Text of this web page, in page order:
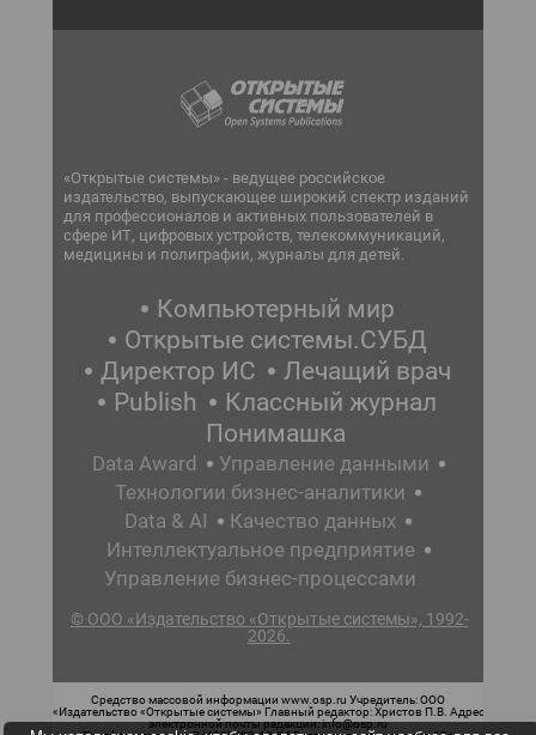
«Открытые системы» - ведущее российское
издательство, выпускающее широкий спектр изданий
для профессионалов и активных пользователей в
сфере ИТ, цифровых устройств, телекоммуникаций,
медицины и полиграфии, журналы для детей.
Компьютерный мир
Открытые системы.СУБД
Директор ИС
Лечащий врач
Publish
Классный журнал
Понимашка
Data Award
Управление данными
Технологии бизнес-аналитики
Data & AI
Качество данных
Интеллектуальное предприятие
Управление бизнес-процессами
© ООО «Издательство «Открытые системы», 1992-
2026.
Средство массовой информации www.osp.ru Учредитель: ООО
«Издательство «Открытые системы» Главный редактор: Христов П.В. Адрес
электронной почты редакции: info@osp.ru